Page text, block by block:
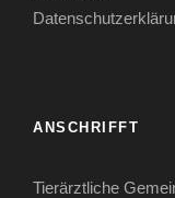
ANSCHRIFFT
Tierärztliche